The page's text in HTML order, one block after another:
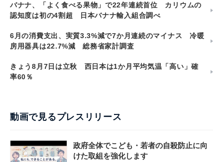
バナナ、「よく食べる果物」で22年連続首位 カリウムの
認知度は初の4割超 日本バナナ輸入組合調べ
6月の消費支出、実質3.3%減で7か月連続のマイナス 冷暖
房用器具は22.7%減 総務省家計調査
きょう8月7日は立秋 西日本は1か月平均気温「高い」確
率60％
動画で見るプレスリリース
政府全体でこども・若者の自殺防止に向
けた取組を強化します